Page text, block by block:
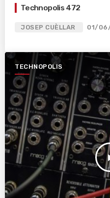
Technopolis 472
JOSEP CUÈLLAR 01/
TECHNOPOLIS